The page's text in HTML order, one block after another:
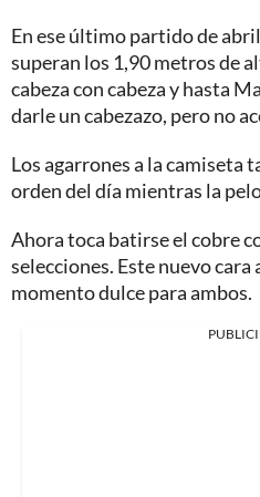
En ese último partido de
superan los 1,90 metros de
cabeza con cabeza y hasta
darle un cabezazo, pero no
Los agarrones a la camiseta
orden del día mientras la
Ahora toca batirse el cobre
selecciones. Este nuevo cara
momento dulce para ambos.